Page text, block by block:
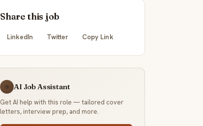
Share this job
LinkedIn Twitter Copy Link
☕ AI Job Assistant
Get AI help with this role — tailored cover
letters, interview prep, and more.